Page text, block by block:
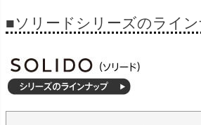
■ソリードシリーズのライ